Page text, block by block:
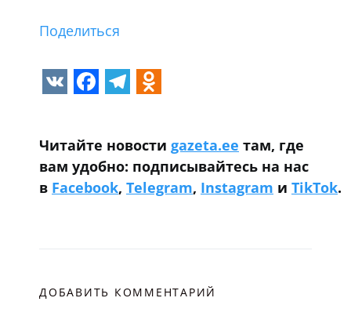
Поделиться
VK Facebook
Telegram
Читайте новости gazeta.ee там, где
вам удобно: подписывайтесь на нас
в Facebook, Telegram, Instagram и TikTok.
ДОБАВИТЬ КОММЕНТАРИЙ